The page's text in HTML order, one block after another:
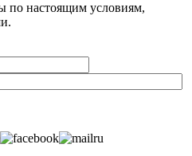
по настоящим условиям,